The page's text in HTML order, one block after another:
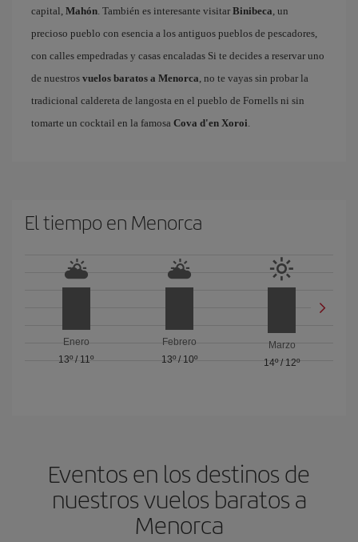
capital, Mahón. También es interesante visitar Binibeca, un
precioso pueblo con esencia a los antiguos pueblos de pescadores,
con calles empedradas y casas encaladas Si te decides a reservar uno
de nuestros vuelos baratos a Menorca, no te vayas sin probar la
tradicional caldereta de langosta en el pueblo de Fornells ni sin
tomarte un cocktail en la famosa Cova d'en Xoroi.
El tiempo en Menorca
Enero
13º / 11º
Febrero
13º/ 10º
Marzo
14º/ 12º
Eventos en los destinos de
nuestros vuelos baratos a
Menorca